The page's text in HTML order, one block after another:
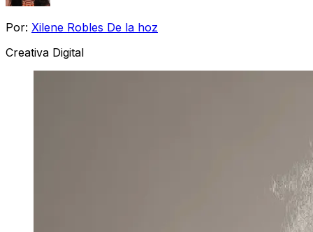
Por: Xilene Robles De la hoz
Creativa Digital